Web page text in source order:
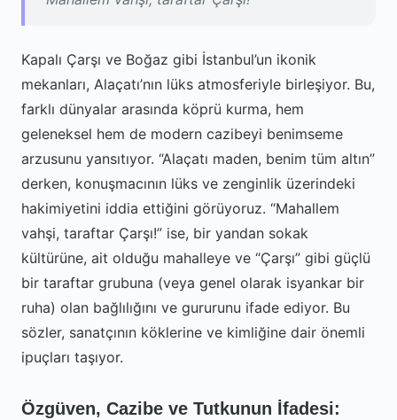
Kapalı Çarşı ve Boğaz gibi İstanbul’un ikonik
mekanları, Alaçatı’nın lüks atmosferiyle birleşiyor. Bu,
farklı dünyalar arasında köprü kurma, hem
geleneksel hem de modern cazibeyi benimseme
arzusunu yansıtıyor. “Alaçatı maden, benim tüm altın”
derken, konuşmacının lüks ve zenginlik üzerindeki
hakimiyetini iddia ettiğini görüyoruz. “Mahallem
vahşi, taraftar Çarşı!” ise, bir yandan sokak
kültürüne, ait olduğu mahalleye ve “Çarşı” gibi güçlü
bir taraftar grubuna (veya genel olarak isyankar bir
ruha) olan bağlılığını ve gururunu ifade ediyor. Bu
sözler, sanatçının köklerine ve kimliğine dair önemli
ipuçları taşıyor.
Özgüven, Cazibe ve Tutkunun İfadesi: